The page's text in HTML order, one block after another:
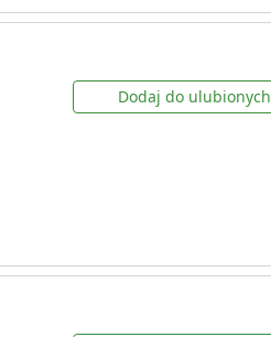
Dodaj do ulubionych